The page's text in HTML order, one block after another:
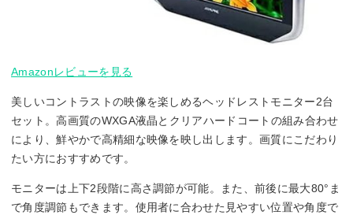
Amazonレビューを見る
美しいコントラストの映像を楽しめるヘッドレストモニター2台
セット。高画質のWXGA液晶とクリアハードコートの組み合わせ
により、鮮やかで高精細な映像を映し出します。画質にこだわり
たい方におすすめです。
モニターは上下2段階に高さ調節が可能。また、前後に最大80°ま
で角度調節もできます。使用者に合わせた見やすい位置や角度で